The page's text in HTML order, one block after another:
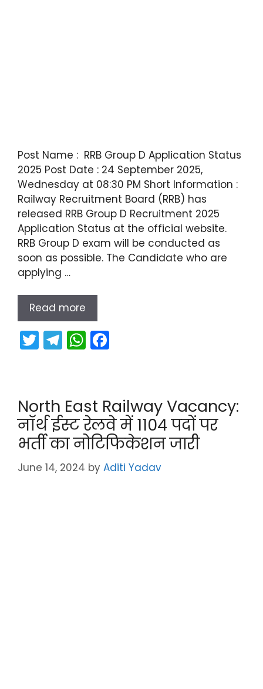
Post Name : RRB Group D Application Status
2025 Post Date : 24 September 2025,
Wednesday at 08:30 PM Short Information :
Railway Recruitment Board (RRB) has
released RRB Group D Recruitment 2025
Application Status at the official website.
RRB Group D exam will be conducted as
soon as possible. The Candidate who are
applying …
Read more
T
w
er
T
el
gr
a
m
W
h
ts
A
p
p
e
b
o
o
k
North East Railway Vacancy:
नॉर्थ ईस्ट रेलवे में 1104 पदों पर
भर्ती का नोटिफिकेशन जारी
June 14, 2024 by Aditi Yadav